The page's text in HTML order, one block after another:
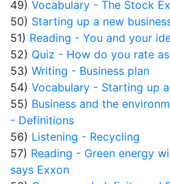
49) Vocabulary - The Stock
50) Starting up a new
51) Reading - You and your
52) Quiz - How do you rate
53) Writing - Business plan
54) Vocabulary - Starting up
55) Business and the
- Definitions
56) Listening - Recycling
57) Reading - Green energy
says Exxon